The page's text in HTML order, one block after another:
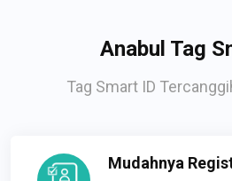
Anabul Tag
Tag Smart ID
Mudahnya